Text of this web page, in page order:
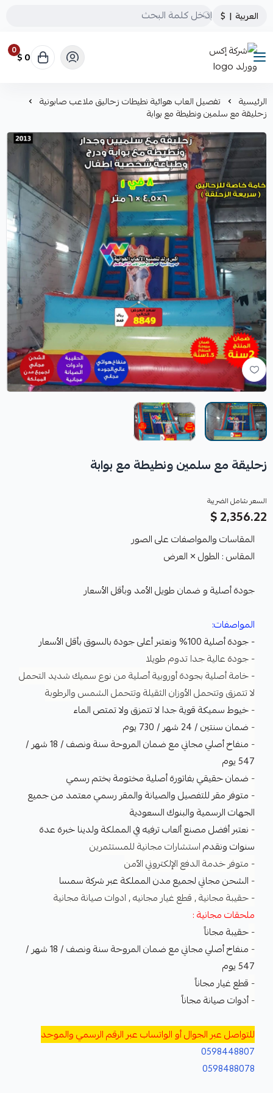
العربية |
$
شركة إكس وورلد
0 0 $
الرئيسية تفصيل العاب هوائية نطيطات زحاليق ملاعب صابونية
زحليقة مع سلمين ونطيطة مع بوابة
زحليقة مع سلمين ونطيطة مع بوابة
السعر شامل الضريبة
2,356.22 $
المقاسات والمواصفات على الصور
المقاس : الطول × العرض
جودة أصلية و ضمان طويل الأمد وبأقل الأسعار
المواصفات:
- جودة أصلية 100% ونعتبر أعلى جودة بالسوق بأقل الأسعار
- جودة عالية جدا تدوم طويلا
- خامة أصلية بجودة أوروبية أصلية من نوع سميك شديد التحمل
لا تتمزق وتتحمل الأوزان الثقيلة وتتحمل الشمس والرطوبة
-خيوط سميكة قوية جدا لا تتمزق ولا تمتص الماء
- ضمان سنتين / 24 شهر / 730 يوم
-
منفاخ أصلي مجاني مع ضمان المروحة سنة ونصف / 18 شهر /
547 يوم
- ضمان حقيقي بفاتورة أصلية مختومة بختم رسمي
- متوفر مقر للتفصيل والصيانة والمقر رسمي معتمد من جميع
الجهات الرسمية والبنوك السعودية
- نعتبر أفضل مصنع ألعاب ترفيه في المملكة ولدينا خبرة عدة
سنوات ونقدماستشارات مجانية للمستثمرين
- متوفر خدمة الدفع الإلكتروني الآمن
- الشحن مجاني لجميع مدن المملكة عبر شركة سمسا
- حقيبة مجانية , قطع غيار مجانيه , ادوات صيانة مجانية
ملحقات مجانية :
-حقيبة مجاناً
-
منفاخ أصلي مجاني مع ضمان المروحة سنة ونصف / 18 شهر /
547 يوم
- قطع غيار مجاناً
-أدوات صيانة مجاناً
للتواصل عبر الجوال أو الواتساب عبر الرقم الرسمي والموحد
0598448807
0598488078